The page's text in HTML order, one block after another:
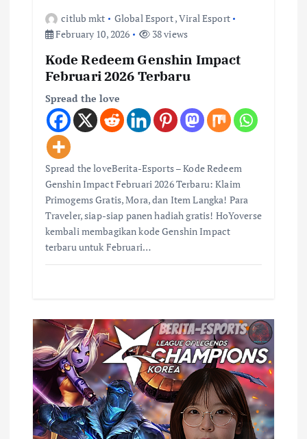
citlub mkt Global Esport,Viral Esport
February 10, 2026
38 views
Kode Redeem Genshin Impact
Februari 2026 Terbaru
Spread the love
Spread the loveBerita-Esports – Kode Redeem
Genshin Impact Februari 2026 Terbaru: Klaim
Primogems Gratis, Mora, dan Item Langka! Para
Traveler, siap-siap panen hadiah gratis! HoYoverse
kembali membagikan kode Genshin Impact
terbaru untuk Februari…